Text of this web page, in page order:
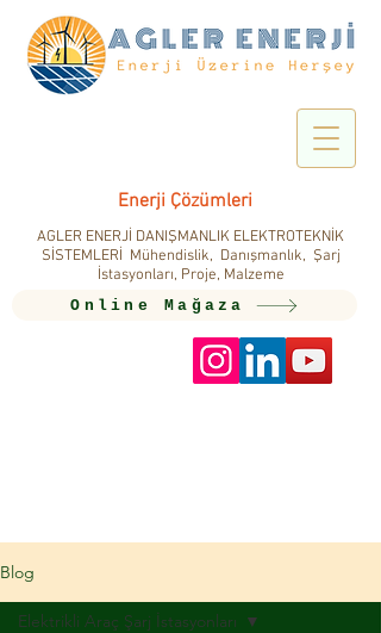
AGLER ENERJİ DANIŞMANLIK ELEKTROTEKNİK
SİSTEMLERİ Mühendislik, Danışmanlık, Şarj
İstasyonları, Proje, Malzeme
Enerji Çözümleri
Online Mağaza
Blog
Elektrikli Araç Şarj İstasyonları